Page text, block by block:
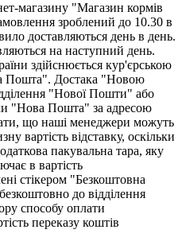
магазину "Магазин кормів
зроблений до 10.30 в
доставляються день в день.
на наступний день.
здійснюється кур'єрською
Пошта". Достака "Новою
"Нової Пошти" або
"Нова Пошта" за адресою
що наші менеджери можуть
вартість відставку, оскільки
пакувальна тара, яку
в вартість
стікером "Безкоштовна
до відділення
способу оплати
переказу коштів